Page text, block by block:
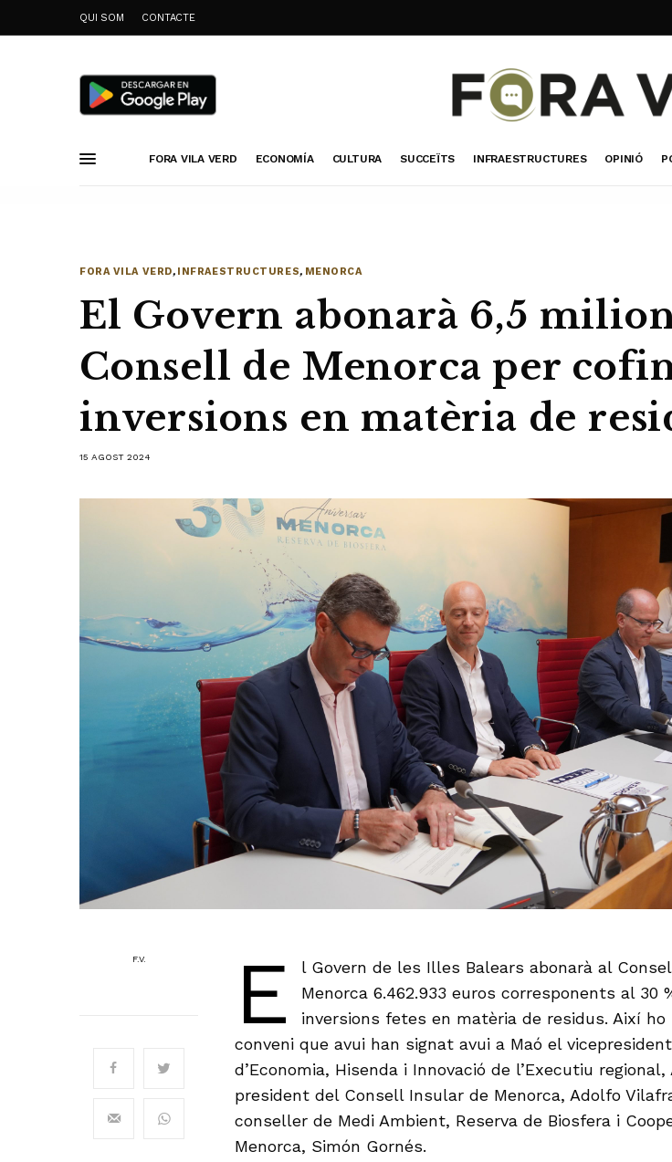
QUI SOM CONTACTE
FORA VILA VERD ECONOMÍA CULTURA SUCCEÏTS INFRAESTRUCTURES OPINIÓ
FORA VILA VERD, INFRAESTRUCTURES, MENORCA
El Govern abonarà 6,5
Consell de Menorca per
inversions en matèria de
15 AGOST 2024
F.V. E
l Govern de les Illes Balears abonarà al
Menorca 6.462.933 euros corresponents al 30
inversions fetes en matèria de residus. Així
conveni que avui han signat avui a Maó el
d’Economia, Hisenda i Innovació de l’Executiu
president del Consell Insular de Menorca, Adolfo
conseller de Medi Ambient, Reserva de Biosfera i
Menorca, Simón Gornés.